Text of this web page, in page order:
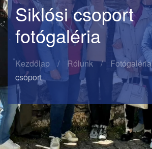
Siklósi csoport
fotógaléria
Kezdőlap Rólunk Fotógaléria
csoport